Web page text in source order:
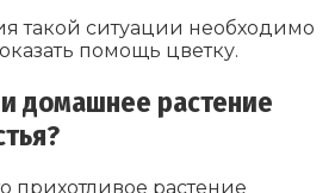
такой ситуации необходимо
помощь цветку.
домашнее растение
прихотливое растение